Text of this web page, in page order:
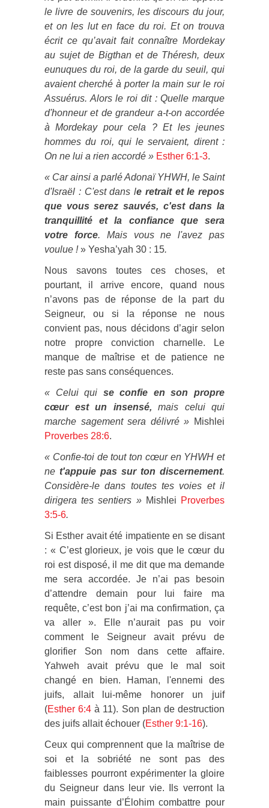
le livre de souvenirs, les discours du jour,
et on les lut en face du roi. Et on trouva
écrit ce qu’avait fait connaître Mordekay
au sujet de Bigthan et de Théresh, deux
eunuques du roi, de la garde du seuil, qui
avaient cherché à porter la main sur le roi
Assuérus. Alors le roi dit : Quelle marque
d'honneur et de grandeur a-t-on accordée
à Mordekay pour cela ? Et les jeunes
hommes du roi, qui le servaient, dirent :
On ne lui a rien accordé » Esther 6:1-3.
« Car ainsi a parlé Adonaï YHWH, le Saint
d'Israël : C'est dans le retrait et le repos
que vous serez sauvés, c'est dans la
tranquillité et la confiance que sera
votre force. Mais vous ne l'avez pas
voulue !» Yesha’yah 30 : 15.
Nous savons toutes ces choses, et
pourtant, il arrive encore, quand nous
n’avons pas de réponse de la part du
Seigneur, ou si la réponse ne nous
convient pas, nous décidons d’agir selon
notre propre conviction charnelle. Le
manque de maîtrise et de patience ne
reste pas sans conséquences.
« Celui qui se confie en son propre
cœur est un insensé, mais celui qui
marche sagement sera délivré » Mishlei
Proverbes 28:6.
« Confie-toi de tout ton cœur en YHWH et
ne t'appuie pas sur ton discernement.
Considère-le dans toutes tes voies et il
dirigera tes sentiers »Mishlei Proverbes
3:5-6.
Si Esther avait été impatiente en se disant
: « C’est glorieux, je vois que le cœur du
roi est disposé, il me dit que ma demande
me sera accordée. Je n’ai pas besoin
d’attendre demain pour lui faire ma
requête, c’est bon j’ai ma confirmation, ça
va aller ». Elle n’aurait pas pu voir
comment le Seigneur avait prévu de
glorifier Son nom dans cette affaire.
Yahweh avait prévu que le mal soit
changé en bien. Haman, l'ennemi des
juifs, allait lui-même honorer un juif
(Esther 6:4 à 11). Son plan de destruction
des juifs allait échouer (Esther 9:1-16).
Ceux qui comprennent que la maîtrise de
soi et la sobriété ne sont pas des
faiblesses pourront expérimenter la gloire
du Seigneur dans leur vie. Ils verront la
main puissante d’Élohim combattre pour